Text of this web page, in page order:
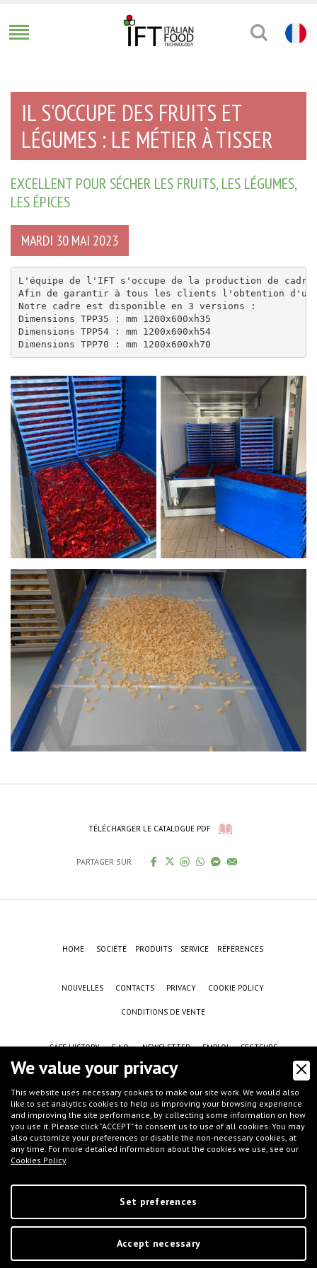
IL S'OCCUPE DES FRUITS ET
LÉGUMES : LE MÉTIER À TISSER
EXCELLENT POUR SÉCHER LES FRUITS, LES LÉGUMES,
LES ÉPICES
MARDI 30 MAI 2023
L'équipe de l'IFT s'occupe de la production de
Afin de garantir à tous les clients l'obtention
Notre cadre est disponible en 3 versions :
Dimensions TPP35 : mm 1200x600xh35
Dimensions TPP54 : mm 1200x600xh54
Dimensions TPP70 : mm 1200x600xh70
TÉLÉCHARGER LE CATALOGUE PDF
PARTAGER SUR
HOME SOCIÉTÉ PRODUITS SERVICE RÉFÉRENCES
NOUVELLES CONTACTS PRIVACY COOKIE POLICY
CONDITIONS DE VENTE
CASE HISTORY F.A.Q. NEWSLETTER EMPLOI SECTEURS
©IFT S.r.l.- Via G.Galilei, 8 - 46032 Castelbelforte (MN), Italy - tel.
P.IVA: 02233400205 | C.C.I.A.A. di MN 02233400205 - REA: MN-235528 | Share
capital (i.v.): € 50.000,00 | PEC: ift@messaggipec.it
We value your privacy
This website uses necessary cookies to make our site work. We would also
like to set analytics cookies to help us improving your browsing experience
and improving the site performance, by collecting some information on how
you use it. Please click "ACCEPT" to consent us to use of all cookies. You may
also customize your preferences or disable the non-necessary cookies, at
any time. For more detailed information about the cookies we use, see our
Cookies Policy.
Set preferences
Accept necessary